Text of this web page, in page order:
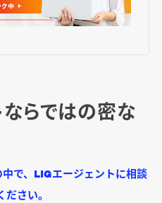
らではの密な
で、LIGエージェントに相談
さい。